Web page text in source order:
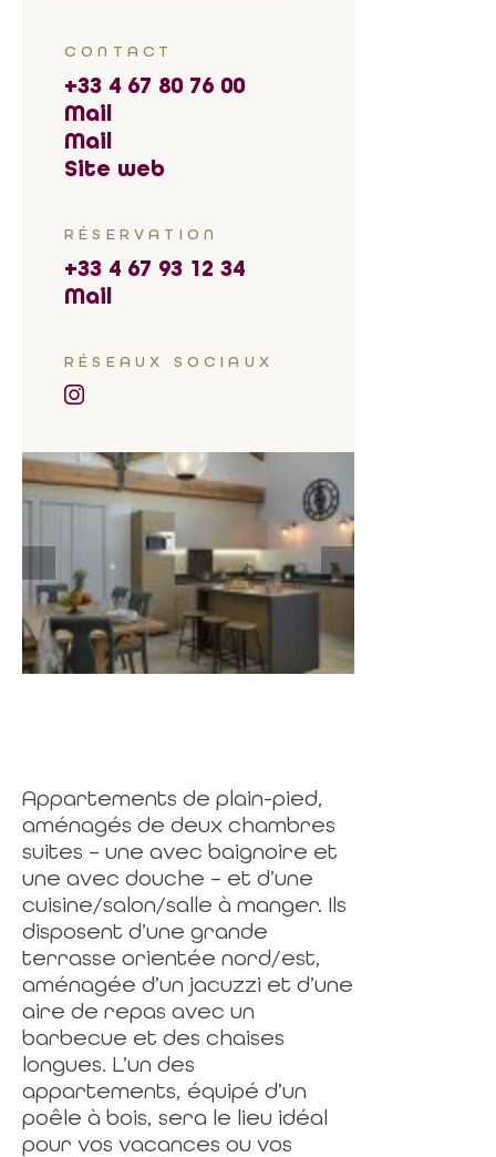
CONTACT
+33 4 67 80 76 00
Mail
Mail
Site web
RÉSERVATION
+33 4 67 93 12 34
Mail
RÉSEAUX SOCIAUX
Appartements de plain-pied,
aménagés de deux chambres
suites – une avec baignoire et
une avec douche – et d’une
cuisine/salon/salle à manger. Ils
disposent d’une grande
terrasse orientée nord/est,
aménagée d’un jacuzzi et d’une
aire de repas avec un
barbecue et des chaises
longues. L’un des
appartements, équipé d’un
poêle à bois, sera le lieu idéal
pour vos vacances ou vos